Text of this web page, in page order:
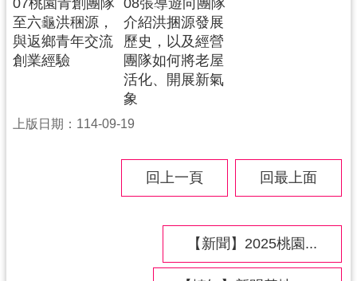
07桃園青創團隊
至六龜洪稇源，
與返鄉青年交流
創業經驗
08張導遊向團隊
介紹洪捆源發展
歷史，以及經營
團隊如何將老屋
活化、開展新氣
象
上版日期：114-09-19
回上一頁 回最上面
【新聞】2025桃園...